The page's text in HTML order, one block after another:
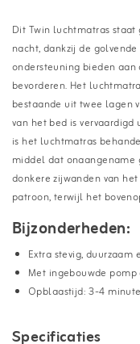
Dit Twin luchtmatras
nacht, dankzij de
ondersteuning bieden
bevorderen. Het
bestaande uit twee lagen
van het bed is
is het luchtmatras
middel dat onaangename
donkere zijwanden van
patroon, terwijl het
Bijzonderheden:
Extra stevig,
Met ingebouwde
Opblaastijd: 3-4
Specificaties